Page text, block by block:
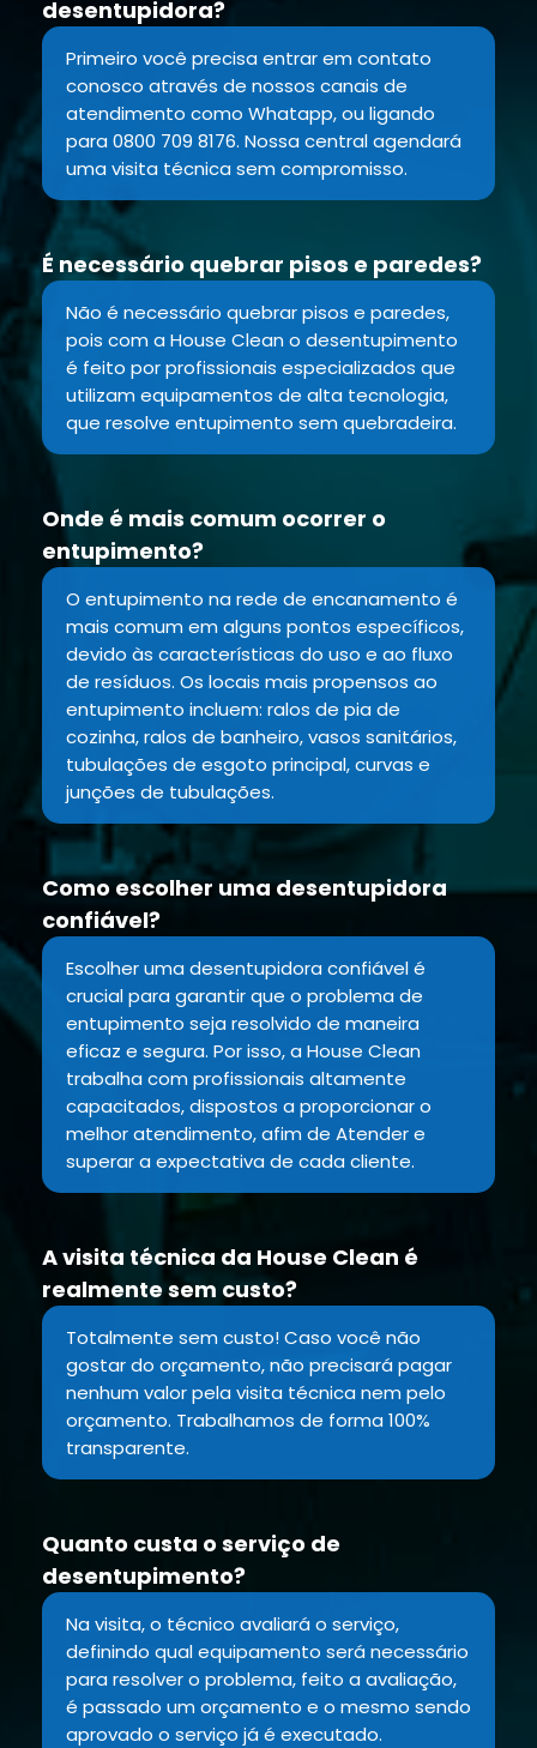
desentupidora?
Primeiro você precisa entrar em contato
conosco através de nossos canais de
atendimento como Whatapp, ou ligando
para 0800 709 8176. Nossa central agendará
uma visita técnica sem compromisso.
É necessário quebrar pisos e paredes?
Não é necessário quebrar pisos e paredes,
pois com a House Clean o desentupimento
é feito por profissionais especializados que
utilizam equipamentos de alta tecnologia,
que resolve entupimento sem quebradeira.
Onde é mais comum ocorrer o
entupimento?
O entupimento na rede de encanamento é
mais comum em alguns pontos específicos,
devido às características do uso e ao fluxo
de resíduos. Os locais mais propensos ao
entupimento incluem: ralos de pia de
cozinha, ralos de banheiro, vasos sanitários,
tubulações de esgoto principal, curvas e
junções de tubulações.
Como escolher uma desentupidora
confiável?
Escolher uma desentupidora confiável é
crucial para garantir que o problema de
entupimento seja resolvido de maneira
eficaz e segura. Por isso, a House Clean
trabalha com profissionais altamente
capacitados, dispostos a proporcionar o
melhor atendimento, afim de Atender e
superar a expectativa de cada cliente.
A visita técnica da House Clean é
realmente sem custo?
Totalmente sem custo! Caso você não
gostar do orçamento, não precisará pagar
nenhum valor pela visita técnica nem pelo
orçamento. Trabalhamos de forma 100%
transparente.
Quanto custa o serviço de
desentupimento?
Na visita, o técnico avaliará o serviço,
definindo qual equipamento será necessário
para resolver o problema, feito a avaliação,
é passado um orçamento e o mesmo sendo
aprovado o serviço já é executado.